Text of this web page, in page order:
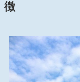
徴